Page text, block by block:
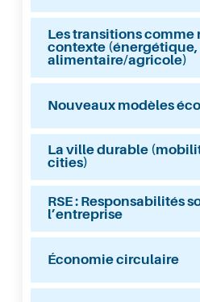
Les transitions comme
contexte
alimentaire/agricole)
Nouveaux modèles
La ville durable
cities)
RSE : Responsabilités
l’entreprise
Économie circulaire